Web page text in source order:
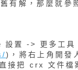
有解，那麼就參
設置 -> 更多工
)，將右上角開發
接把 crx 文件檔